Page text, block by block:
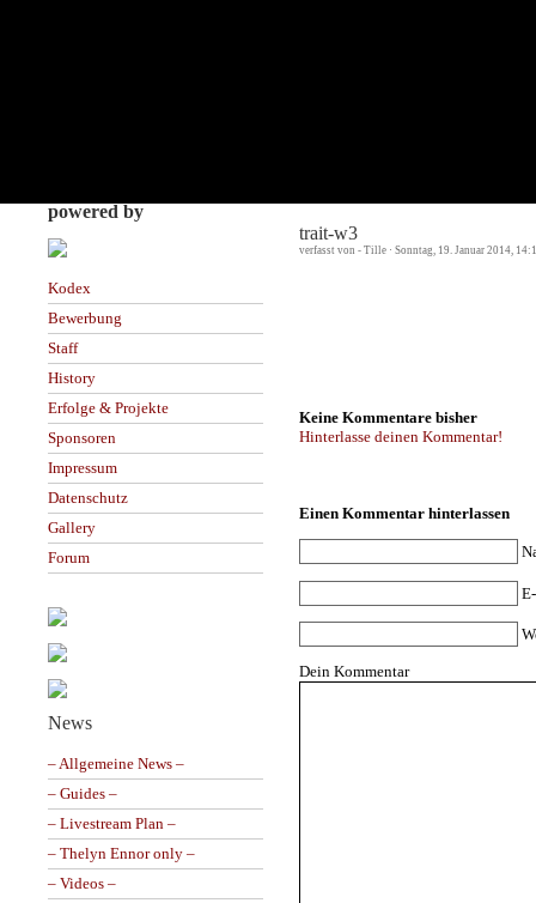
powered by
Kodex
Bewerbung
Staff
History
Erfolge & Projekte
Sponsoren
Impressum
Datenschutz
Gallery
Forum
News
– Allgemeine News –
– Guides –
– Livestream Plan –
– Thelyn Ennor only –
– Videos –
trait-w3
verfasst von - Tille · Sonntag, 19. Januar 2014,
Keine Kommentare bisher
Hinterlasse deinen Kommentar!
Einen Kommentar hinterlassen
Dein Kommentar